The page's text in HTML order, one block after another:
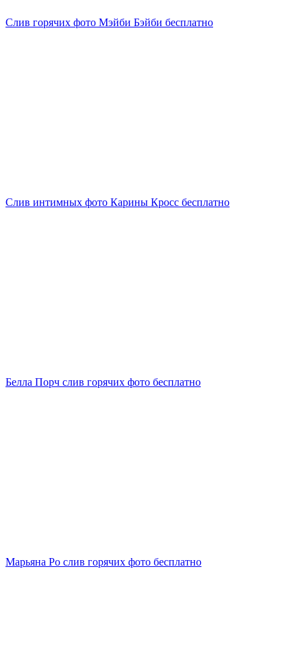
Слив горячих фото Мэйби Бэйби бесплатно
Слив интимных фото Карины Кросс бесплатно
Белла Порч слив горячих фото бесплатно
Марьяна Ро слив горячих фото бесплатно